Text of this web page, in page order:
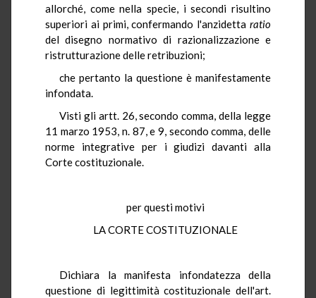
allorché, come nella specie, i secondi risultino
superiori ai primi, confermando l'anzidetta ratio
del disegno normativo di razionalizzazione e
ristrutturazione delle retribuzioni;
che pertanto la questione è manifestamente
infondata.
Visti gli artt. 26, secondo comma, della legge
11 marzo 1953, n. 87, e 9, secondo comma, delle
norme integrative per i giudizi davanti alla
Corte costituzionale.
per questi motivi
LA CORTE COSTITUZIONALE
Dichiara la manifesta infondatezza della
questione di legittimità costituzionale dell'art.